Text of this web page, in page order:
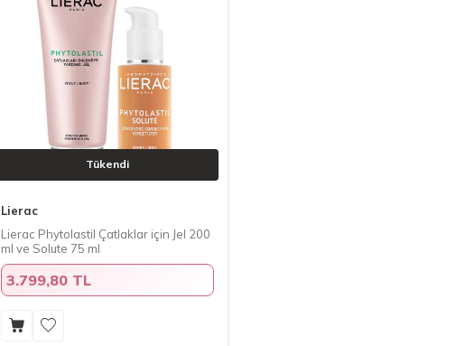
Tükendi
Lierac
Lierac Phytolastil Çatlaklar için Jel 200
ml ve Solute 75 ml
3.799,80 TL